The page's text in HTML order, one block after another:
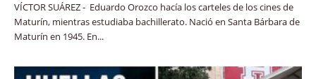
VÍCTOR SUÁREZ - Eduardo Orozco hacía los carteles de los cines de
Maturín, mientras estudiaba bachillerato. Nació en Santa Bárbara de
Maturín en 1945. En...